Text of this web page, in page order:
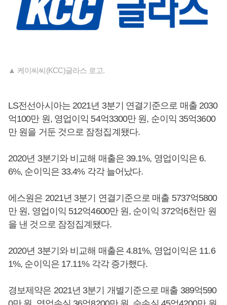
▲ 케이씨씨(KCC)글라스 로고.
LS전선아시아는 2021년 3분기 연결기준으로 매출 2030
억100만 원, 영업이익 54억3300만 원, 순이익 35억3600
만 원을 거둔 것으로 잠정집계됐다.
2020년 3분기와 비교해 매출은 39.1%, 영업이익은 6.
6%, 순이익은 33.4% 각각 늘어났다.
에스원은 2021년 3분기 연결기준으로 매출 5737억5800
만 원, 영업이익 512억4600만 원, 순이익 372억6천만 원
을 낸 것으로 잠정집계됐다.
2020년 3분기와 비교해 매출은 4.81%, 영업이익은 11.6
1%, 순이익은 17.11% 각각 증가했다.
경보제약은 2021년 3분기 개별기준으로 매출 389억590